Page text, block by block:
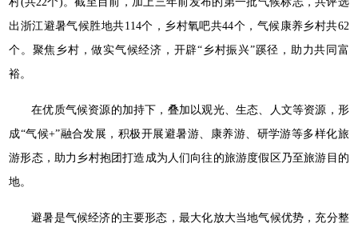
出浙江避暑气候胜地共114个，乡村氧吧共44个，气候康养乡村共62
个。聚焦乡村，做实气候经济，开辟“乡村振兴”蹊径，助力共同富
裕。
在优质气候资源的加持下，叠加以观光、生态、人文等资源，形
成“气候+”融合发展，积极开展避暑游、康养游、研学游等多样化旅
游形态，助力乡村抱团打造成为人们向往的旅游度假区乃至旅游目的
地。
避暑是气候经济的主要形态，最大化放大当地气候优势，充分整